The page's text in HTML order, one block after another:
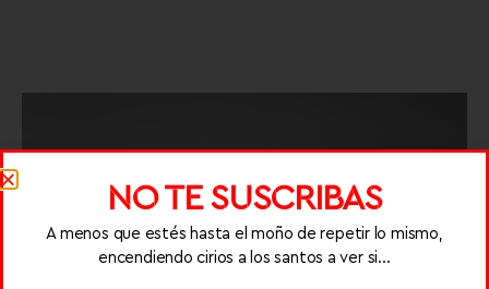
NO TE SUSCRIBAS
A menos que estés hasta el moño de repetir lo mismo,
encendiendo cirios a los santos a ver si…